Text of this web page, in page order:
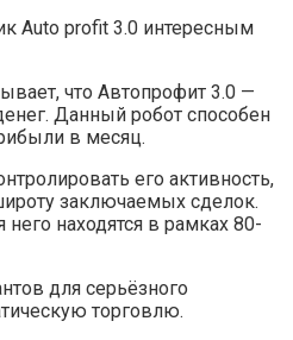
Auto profit 3.0 интересным
что Автопрофит 3.0 —
Данный робот способен
в месяц.
его активность,
заключаемых сделок.
находятся в рамках 80-
для серьёзного
торговлю.